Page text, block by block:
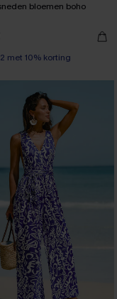
bloemen boho
met 10% korting